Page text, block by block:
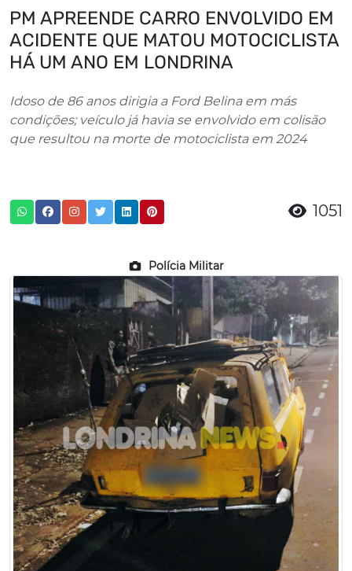
PM APREENDE CARRO ENVOLVIDO EM
ACIDENTE QUE MATOU MOTOCICLISTA
HÁ UM ANO EM LONDRINA
Idoso de 86 anos dirigia a Ford Belina em más
condições; veículo já havia se envolvido em colisão
que resultou na morte de motociclista em 2024
1051
Polícia Militar